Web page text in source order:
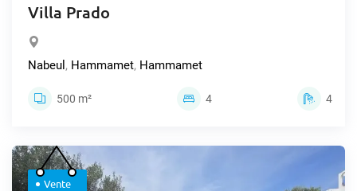
Villa Prado
Nabeul , Hammamet, Hammamet
500 m² 4 4
Vente